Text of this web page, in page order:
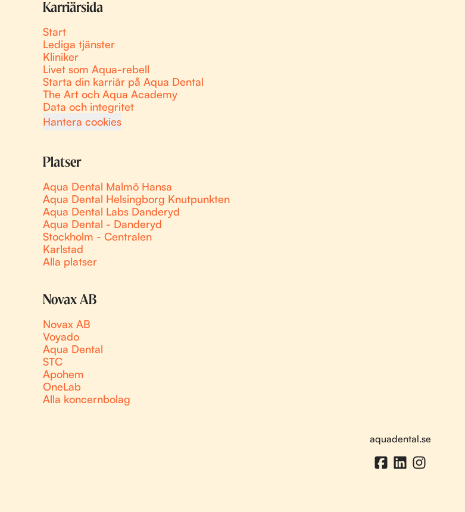
Karriärsida
Start
Lediga tjänster
Kliniker
Livet som Aqua-rebell
Starta din karriär på Aqua Dental
The Art och Aqua Academy
Data och integritet
Hantera cookies
Platser
Aqua Dental Malmö Hansa
Aqua Dental Helsingborg Knutpunkten
Aqua Dental Labs Danderyd
Aqua Dental - Danderyd
Stockholm - Centralen
Karlstad
Alla platser
Novax AB
Novax AB
Voyado
Aqua Dental
STC
Apohem
OneLab
Alla koncernbolag
aquadental.se